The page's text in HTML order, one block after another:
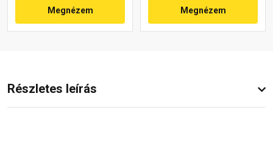
Megnézem Megnézem
Részletes leírás